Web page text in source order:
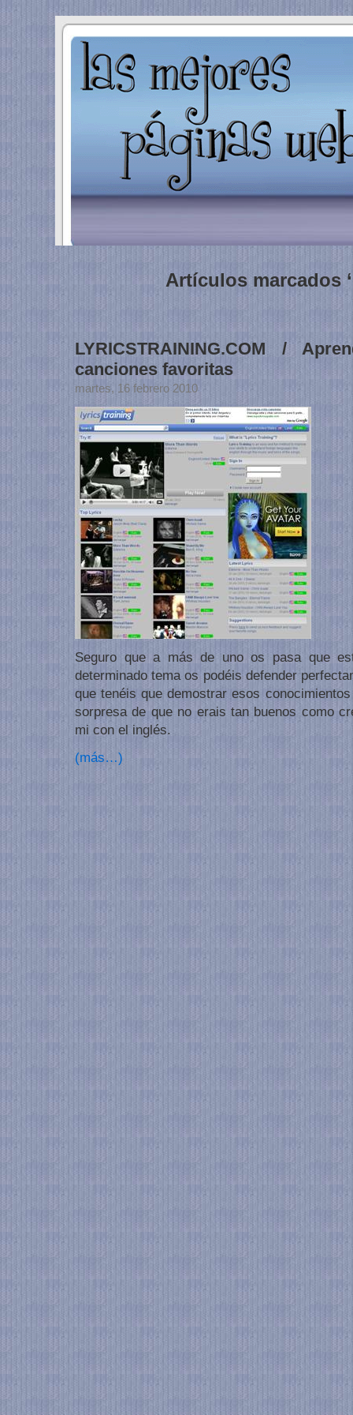
Artículos marcados
LYRICSTRAINING.COM /
canciones favoritas
martes, 16 febrero 2010
Seguro que a más de uno os pasa que
determinado tema os podéis defender
que tenéis que demostrar esos
sorpresa de que no erais tan buenos como
mi con el inglés.
(más…)